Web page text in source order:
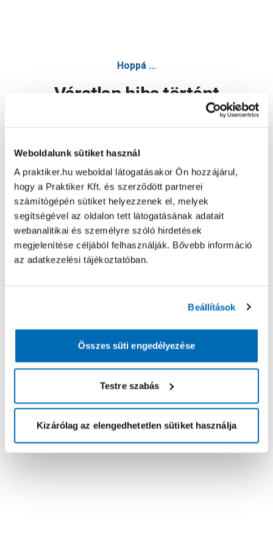
Weboldalunk sütiket használ
A praktiker.hu weboldal látogatásakor Ön hozzájárul,
hogy a Praktiker Kft. és szerződött partnerei
számítógépén sütiket helyezzenek el, melyek
segítségével az oldalon tett látogatásának adatait
webanalitikai és személyre szóló hirdetések
megjelenítése céljából felhasználják. Bővebb információ
az adatkezelési tájékoztatóban.
Beállítások
Összes süti engedélyezése
Testre szabás
Kizárólag az elengedhetetlen sütiket használja
Hoppá ...
Váratlan hiba történt
Oldal újratöltése